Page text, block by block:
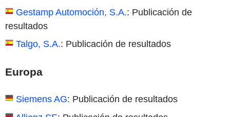
Gestamp Automoción, S.A.: Publicación de
resultados
Talgo, S.A.: Publicación de resultados
Europa
Siemens AG: Publicación de resultados